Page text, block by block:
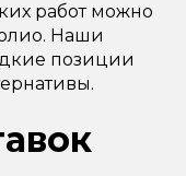
работ можно
Наши
позиции